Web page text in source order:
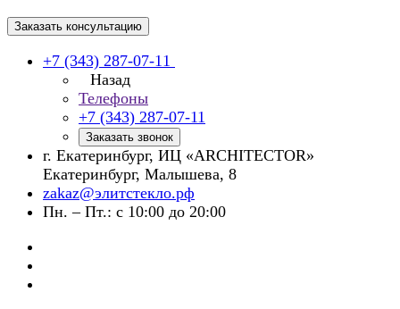
Заказать консультацию
+7 (343) 287-07-11
Назад
Телефоны
+7 (343) 287-07-11
Заказать звонок
г. Екатеринбург, ИЦ «ARCHITECTOR»
Екатеринбург, Малышева, 8
zakaz@элитстекло.рф
Пн. – Пт.: с 10:00 до 20:00